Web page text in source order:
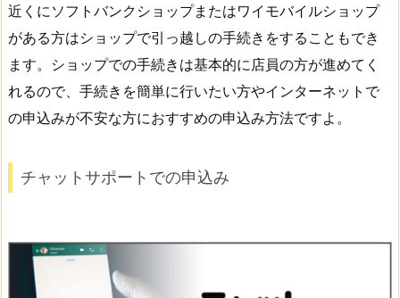
近くにソフトバンクショップまたはワイモバイルショップ
がある方はショップで引っ越しの手続きをすることもでき
ます。ショップでの手続きは基本的に店員の方が進めてく
れるので、手続きを簡単に行いたい方やインターネットで
の申込みが不安な方におすすめの申込み方法ですよ。
チャットサポートでの申込み